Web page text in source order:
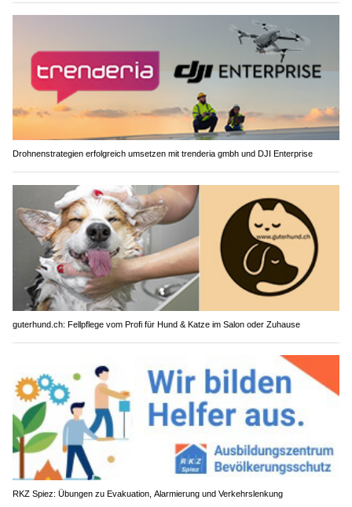
Drohnenstrategien erfolgreich umsetzen mit trenderia gmbh und DJI Enterprise
guterhund.ch: Fellpflege vom Profi für Hund & Katze im Salon oder Zuhause
RKZ Spiez: Übungen zu Evakuation, Alarmierung und Verkehrslenkung